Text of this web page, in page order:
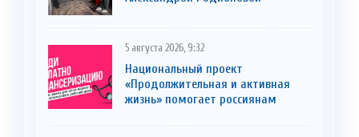
5 августа 2026, 9:32
Национальный проект
«Продолжительная и активная
жизнь» помогает россиянам